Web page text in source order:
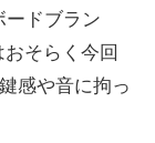
ードブラン
そらく今回
感や音に拘っ